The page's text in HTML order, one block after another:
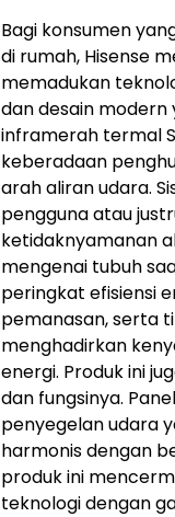
Bagi konsumen
di rumah, Hisense
memadukan
dan desain modern
inframerah termal
keberadaan
arah aliran udara.
pengguna atau
ketidaknyamanan
mengenai tubuh
peringkat efisiensi
pemanasan, serta
menghadirkan
energi. Produk ini
dan fungsinya.
penyegelan udara
harmonis dengan
produk ini
teknologi dengan